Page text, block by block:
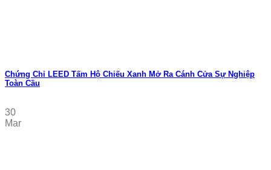
Chứng Chỉ LEED Tấm Hộ Chiếu Xanh Mở Ra Cánh Cửa Sự Nghiệp
Toàn Cầu
30
Mar